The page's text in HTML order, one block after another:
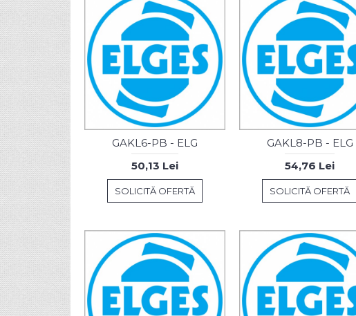
GAKL6-PB - ELG
50,13 Lei
SOLICITĂ OFERTĂ
GAKL8-PB - ELG
54,76 Lei
SOLICITĂ OFERTĂ